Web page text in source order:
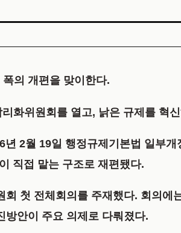
의 개편을 맞이한다.
화위원회를 열고, 낡은 규제를 혁
2월 19일 행정규제기본법 일부
직접 맡는 구조로 재편됐다.
첫 전체회의를 주재했다. 회의에
방안이 주요 의제로 다뤄졌다.